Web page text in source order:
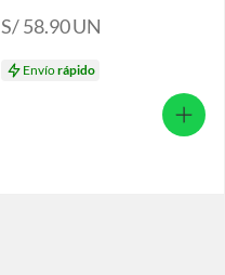
S/ 58.90UN
Envíorápido